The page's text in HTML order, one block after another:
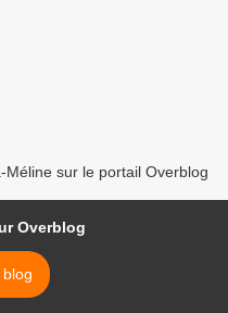
sur le portail Overblog
Overblog